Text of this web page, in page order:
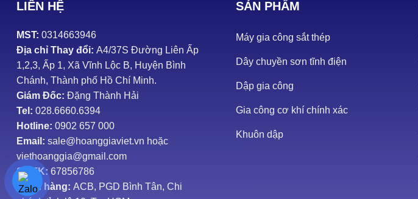
LIÊN HỆ
MST: 0314663946
Địa chỉ Thay đổi: A4/37S Đường Liên Ấp
1,2,3, Ấp 1, Xã Vĩnh Lộc B, Huyện Bình
Chánh, Thành phố Hồ Chí Minh.
Giám Đốc: Đặng Thành Hải
Tel: 028.6660.6394
Hotline: 0902 657 000
Email: sale@hoanggiaviet.vn hoặc
viethoanggia@gmail.com
Số TK:67856786
Ngân hàng: ACB, PGD Bình Tân, Chi
SẢN PHẨM
Máy gia công sắt thép
Dây chuyền sơn tĩnh điện
Dập gia công
Gia công cơ khí chính xác
Khuôn dập